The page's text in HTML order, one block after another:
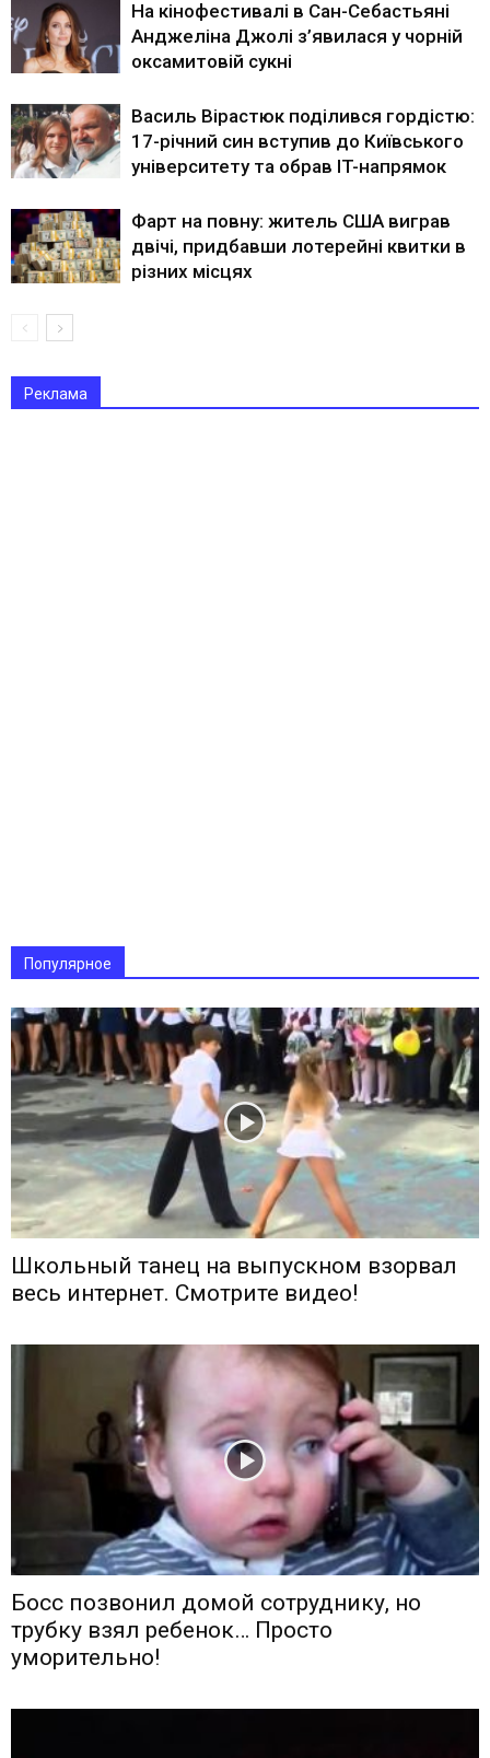
На кінофестивалі в Сан-Себастьяні
Анджеліна Джолі з’явилася у чорній
оксамитовій сукні
Василь Вірастюк поділився гордістю:
17-річний син вступив до Київського
університету та обрав IT-напрямок
Фарт на повну: житель США виграв
двічі, придбавши лотерейні квитки в
різних місцях
Реклама
Популярное
Школьный танец на выпускном взорвал
весь интернет. Смотрите видео!
Босс позвонил домой сотруднику, но
трубку взял ребенок… Просто
уморительно!